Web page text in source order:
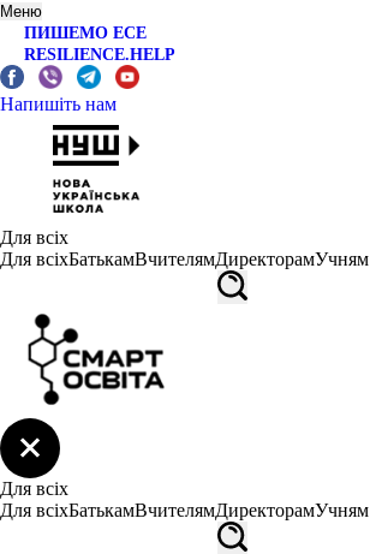
Меню
ПИШЕМО ЕСЕ
RESILIENCE.HELP
Напишіть нам
Для всіх
Для всіхБатькамВчителямДиректорамУчням
Для всіх
Для всіхБатькамВчителямДиректорамУчням